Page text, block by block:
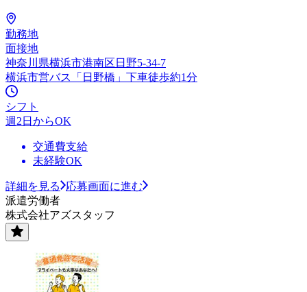
勤務地
面接地
神奈川県横浜市港南区日野5-34-7
横浜市営バス「日野橋」下車徒歩約1分
シフト
週2日からOK
交通費支給
未経験OK
詳細を見る
応募画面に進む
派遣労働者
株式会社アズスタッフ